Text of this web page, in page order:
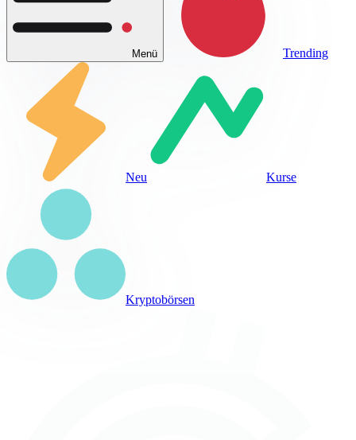
Menü Trending
Neu Kurse
Kryptobörsen